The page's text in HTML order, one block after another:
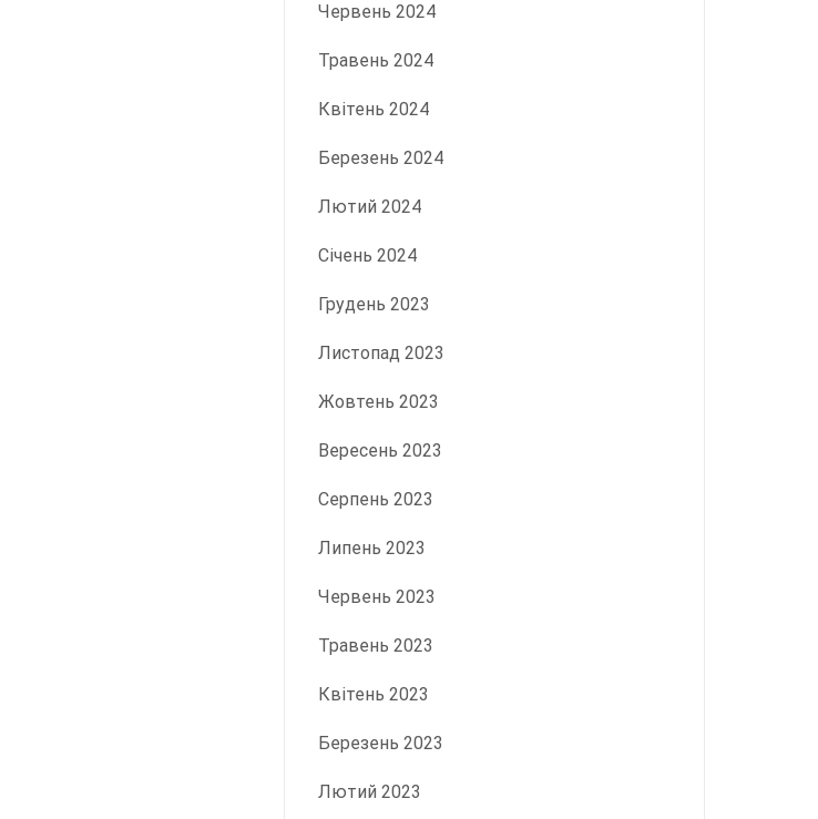
Червень 2024
Травень 2024
Квітень 2024
Березень 2024
Лютий 2024
Січень 2024
Грудень 2023
Листопад 2023
Жовтень 2023
Вересень 2023
Серпень 2023
Липень 2023
Червень 2023
Травень 2023
Квітень 2023
Березень 2023
Лютий 2023